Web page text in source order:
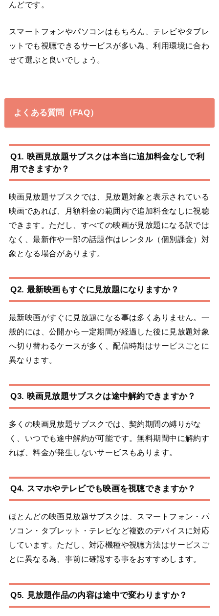
んどです。
スマートフォンやパソコンはもちろん、テレビやタブレ
ットでも視聴できるサービスが多い為、利用環境に合わ
せて選ぶと良いでしょう。
よくある質問（FAQ）
Q1. 映画見放題サブスクは本当に追加料金なしで利
用できますか？
映画見放題サブスクでは、見放題対象と表示されている
映画であれば、月額料金の範囲内で追加料金なしに視聴
できます。ただし、すべての映画が見放題になる訳では
なく、最新作や一部の話題作はレンタル（個別課金）対
象となる場合があります。
Q2. 最新映画もすぐに見放題になりますか？
最新映画がすぐに見放題になる事は多くありません。一
般的には、公開から一定期間が経過した後に見放題対象
へ切り替わるケースが多く、配信時期はサービスごとに
異なります。
Q3. 映画見放題サブスクは途中解約できますか？
多くの映画見放題サブスクでは、契約期間の縛りがな
く、いつでも途中解約が可能です。無料期間中に解約す
れば、料金が発生しないサービスもあります。
Q4. スマホやテレビでも映画を視聴できますか？
ほとんどの映画見放題サブスクは、スマートフォン・パ
ソコン・タブレット・テレビなど複数のデバイスに対応
しています。ただし、対応機種や視聴方法はサービスご
とに異なる為、事前に確認する事をおすすめします。
Q5. 見放題作品の内容は途中で変わりますか？